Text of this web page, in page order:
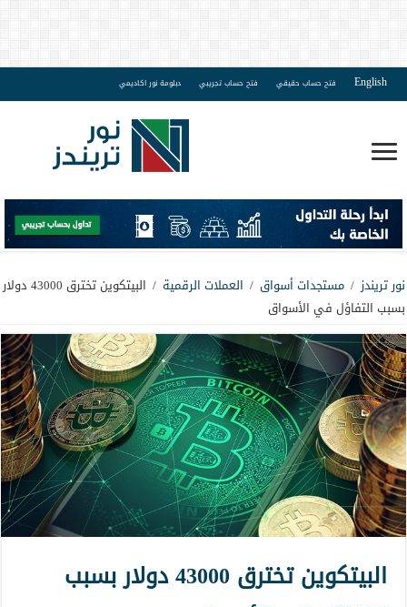
English فتح حساب حقيقي فتح حساب تجريبي دبلومة نور اكاديمي
نور تريندز / مستجدات أسواق / العملات الرقمية /
البيتكوين تخترق 43000 دولار
بسبب التفاؤل في الأسواق
البيتكوين تخترق 43000 دولار بسبب